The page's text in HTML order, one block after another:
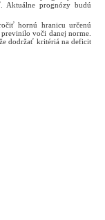
Aktuálne prognózy budú
hornú hranicu určenú
voči danej norme.
dodržať kritériá na deficit